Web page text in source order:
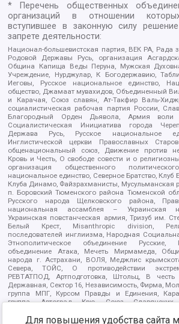
* Перечень общественных
организаций в отношении
вступившее в законную силу
запрете деятельности:
Национал-большевистская партия, ВЕК РА, Рада
Родовой Державы Русь, организация
Община Капища Веды Перуна, Мужская
Учреждение, Нурджулар, К Богодержавию,
Иеговы, Русское национальное единство,
общество, Джамаат мувахидов, Объединенный
и Карачая, Союз славян, Ат-Такфир Валь-
социалистическая рабочая партия России,
Благородный Орден Дьявола, Армия воли
Социалистическая Инициатива города
Держава Русь, Русское национальное
Инглистической церкви Православных
общенациональный союз, Движение против
Кровь и Честь, О свободе совести и о
организация общественного
национальное единство, Северное Братство, Клуб
Клуба Динамо, Файзрахманисты, Мусульманская
п. Боровский Тюменского района Тюменской
Русского народа Щелковского района,
национальная ассамблея – Украинская
Украинская повстанческая армия, Тризуб им.
Белый Крест, Misanthropic division,
последователей инглиизма, Народная
Этнополитическое объединение Русские,
объединение Атака, Мечеть Мирмамеда,
народа г. Астрахани, ВОЛЯ, Меджлис
Севера, ТОЙС, О противодействии
РЕВТАТПОД, Артподготовка, Штольц, В
Державная, Сектор 16, Независимость, Фирма,
группа МПГ, Курсом Правды и Единения,
группа, Автоград Крю, Союз
Арестантское уголовное единство, Башкорт,
Для повышения удобства сайта